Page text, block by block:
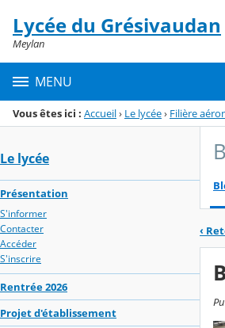
Menu de la rubrique
Contenu
Lycée du Grésivaudan
Meylan
MENU
Vous êtes ici : Accueil› Le lycée› Filière
Le lycée
Présentation
S'informer
Contacter
Accéder
S'inscrire
Rentrée 2026
Projet d'établissement
‹